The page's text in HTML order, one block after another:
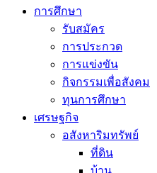
การศึกษา
รับสมัคร
การประกวด
การแข่งขัน
กิจกรรมเพื่อสังคม
ทุนการศึกษา
เศรษฐกิจ
อสังหาริมทรัพย์
ที่ดิน
บ้าน